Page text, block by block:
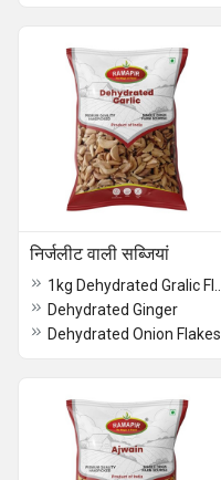
निर्जलीट वाली सब्जियां
Dehydrated Ginger
Dehydrated Onion Flakes